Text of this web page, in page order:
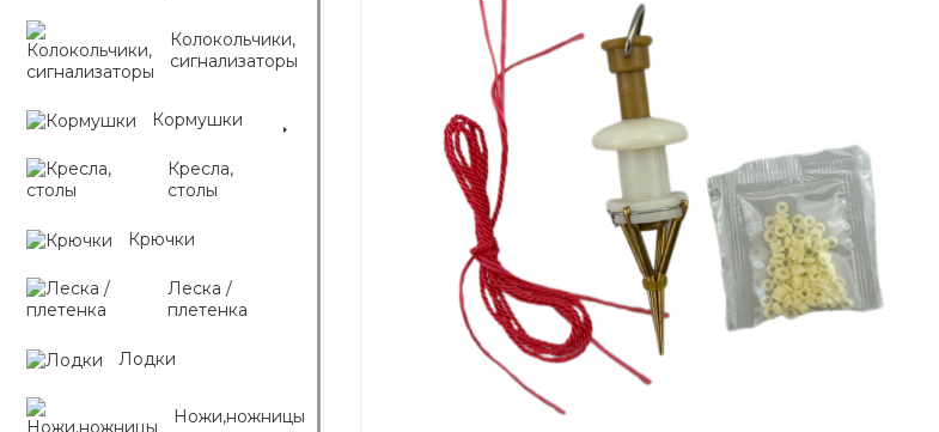
Колокольчики,
сигнализаторы
Кормушки
Кресла,
столы
Крючки
Леска /
плетенка
Лодки
Ножи,ножницы